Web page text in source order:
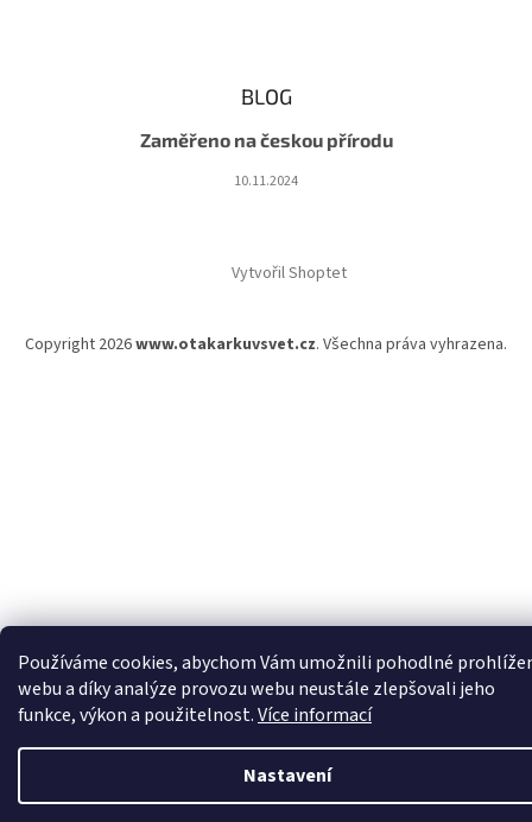
Používáme cookies, abychom Vám umožnili pohodlné
webu a díky analýze provozu webu neustále zlepšovali jeho
funkce, výkon a použitelnost.Více informací
Nastavení
BLOG
Zaměřeno na českou přírodu
10.11.2024
Vytvořil Shoptet
Copyright 2026www.otakarkuvsvet.cz. Všechna práva vyhrazena.